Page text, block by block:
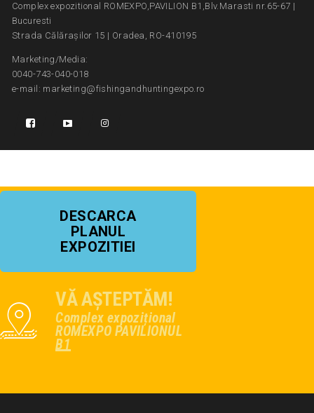
Complex expozitional ROMEXPO,PAVILION B1,Blv.Marasti nr.65-67 |
Bucuresti
Strada Călărașilor 15 | Oradea, RO-410195
Marketing/Media:
0040-743-040-018
e-mail: marketing@fishingandhuntingexpo.ro
DESCARCA
PLANUL
EXPOZITIEI
VĂ AȘTEPTĂM!
Complex expozițional
ROMEXPO PAVILIONUL
B1